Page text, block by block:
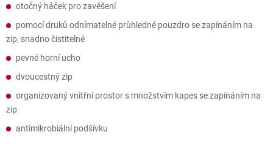
otočný háček pro zavěšení
pomocí druků odnímatelné průhledné pouzdro se zapínáním na
zip, snadno čistitelné
pevné horní ucho
dvoucestný zip
organizovaný vnitřní prostor s množstvím kapes se zapínáním na
zip
antimikrobiální podšívku